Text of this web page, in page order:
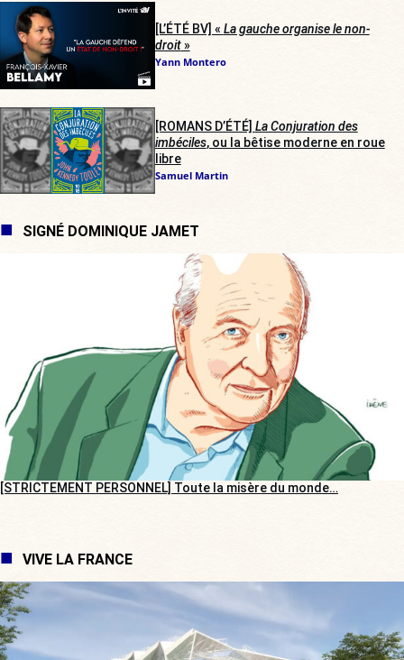
[L’ÉTÉ BV] « La gauche organise le non-
droit»
Yann Montero
[ROMANS D’ÉTÉ] La Conjuration des
imbéciles, ou la bêtise moderne en roue
libre
Samuel Martin
SIGNÉ DOMINIQUE JAMET
[STRICTEMENT PERSONNEL] Toute la misère du monde…
VIVE LA FRANCE